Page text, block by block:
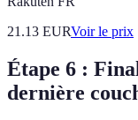
21.13 EURVoir le prix
Étape 6 :
dernière